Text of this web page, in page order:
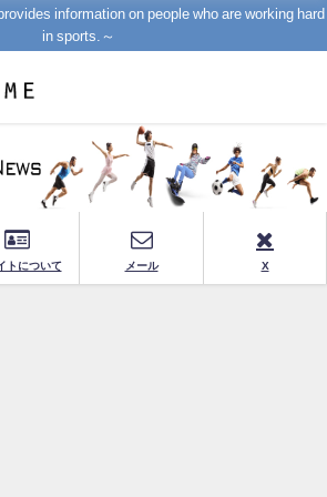
information on people who are working hard
in sports.～
トについて メール X